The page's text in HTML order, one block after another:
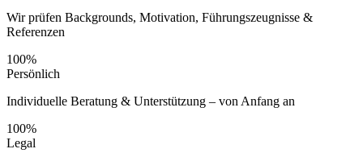
Wir prüfen Backgrounds, Motivation, Führungszeugnisse &
Referenzen
100%
Persönlich
Individuelle Beratung & Unterstützung – von Anfang an
100%
Legal